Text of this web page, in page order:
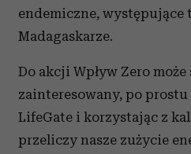
endemiczne, występujące
Madagaskarze.
Do akcji Wpływ Zero
zainteresowany, po
LifeGate i korzystając z
przeliczy nasze zużycie